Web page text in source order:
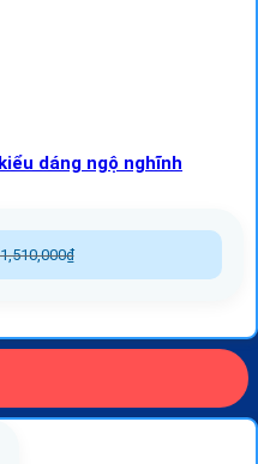
dáng ngộ nghĩnh
1,510,000₫